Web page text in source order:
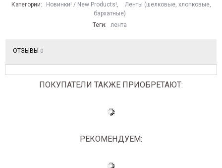
Категории: Новинки! / New Products!
Ленты (шелковые, хлопковые,
бархатные)
Теги:
лента
ОТЗЫВЫ 0
ПОКУПАТЕЛИ ТАКЖЕ ПРИОБРЕТАЮТ:
РЕКОМЕНДУЕМ: